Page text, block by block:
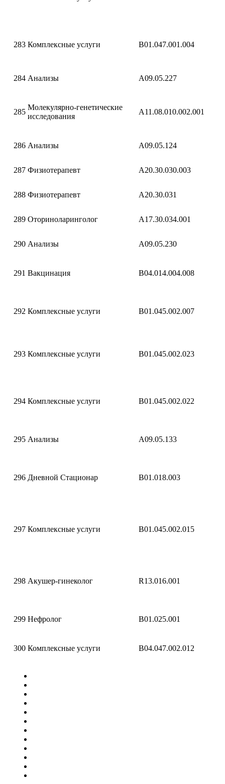
283 Комплексные услуги B01.047.001.004
284 Анализы A09.05.227
285
Молекулярно-генетические
исследования
A11.08.010.002.001
286 Анализы A09.05.124
287 Физиотерапевт A20.30.030.003
288 Физиотерапевт A20.30.031
289 Оториноларинголог A17.30.034.001
290 Анализы A09.05.230
291 Вакцинация B04.014.004.008
292 Комплексные услуги B01.045.002.007
293 Комплексные услуги B01.045.002.023
294 Комплексные услуги B01.045.002.022
295 Анализы A09.05.133
296 Дневной Стационар B01.018.003
297 Комплексные услуги B01.045.002.015
298 Акушер-гинеколог R13.016.001
299 Нефролог B01.025.001
300 Комплексные услуги B04.047.002.012